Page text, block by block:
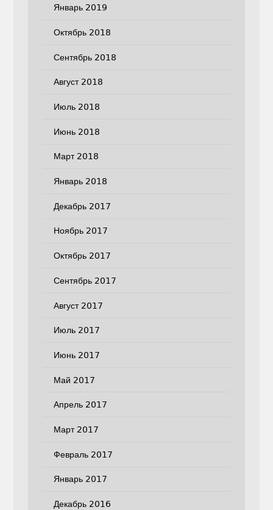
Январь 2019
Октябрь 2018
Сентябрь 2018
Август 2018
Июль 2018
Июнь 2018
Март 2018
Январь 2018
Декабрь 2017
Ноябрь 2017
Октябрь 2017
Сентябрь 2017
Август 2017
Июль 2017
Июнь 2017
Май 2017
Апрель 2017
Март 2017
Февраль 2017
Январь 2017
Декабрь 2016